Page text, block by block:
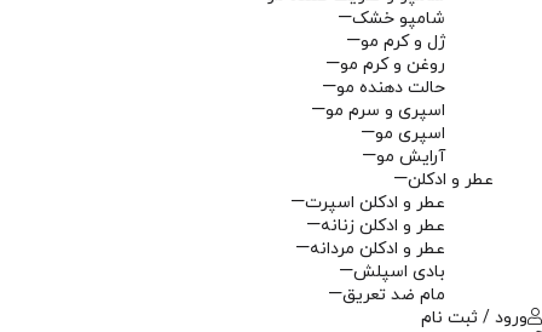
شامپو خشک
ژل و کرم مو
روغن و کرم مو
حالت دهنده مو
اسپری و سرم مو
اسپری مو
آرایش مو
عطر و ادکلن
عطر و ادکلن اسپرت
عطر و ادکلن زنانه
عطر و ادکلن مردانه
بادی اسپلش
مام ضد تعریق
ورود / ثبت نام